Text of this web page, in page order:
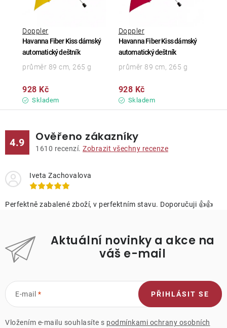
Havanna Fiber Kiss dámský
automatický deštník
Doppler
Skladem
928 Kč
průměr 89 cm, 265 g
Havanna Fiber Kiss dámský
automatický deštník
Doppler
Skladem
928 Kč
průměr 89 cm, 265 g
4.9 Ověřeno zákazníky
1610 recenzí. Zobrazit všechny recenze
Iveta Zachovalova
Perfektně zabalené zboží, v perfektním stavu. Doporučuji 👍👍
Aktuální novinky a akce na
váš e-mail
E-mail
Vložením e-mailu souhlasíte s podmínkami ochrany osobních
PŘIHLÁSIT SE